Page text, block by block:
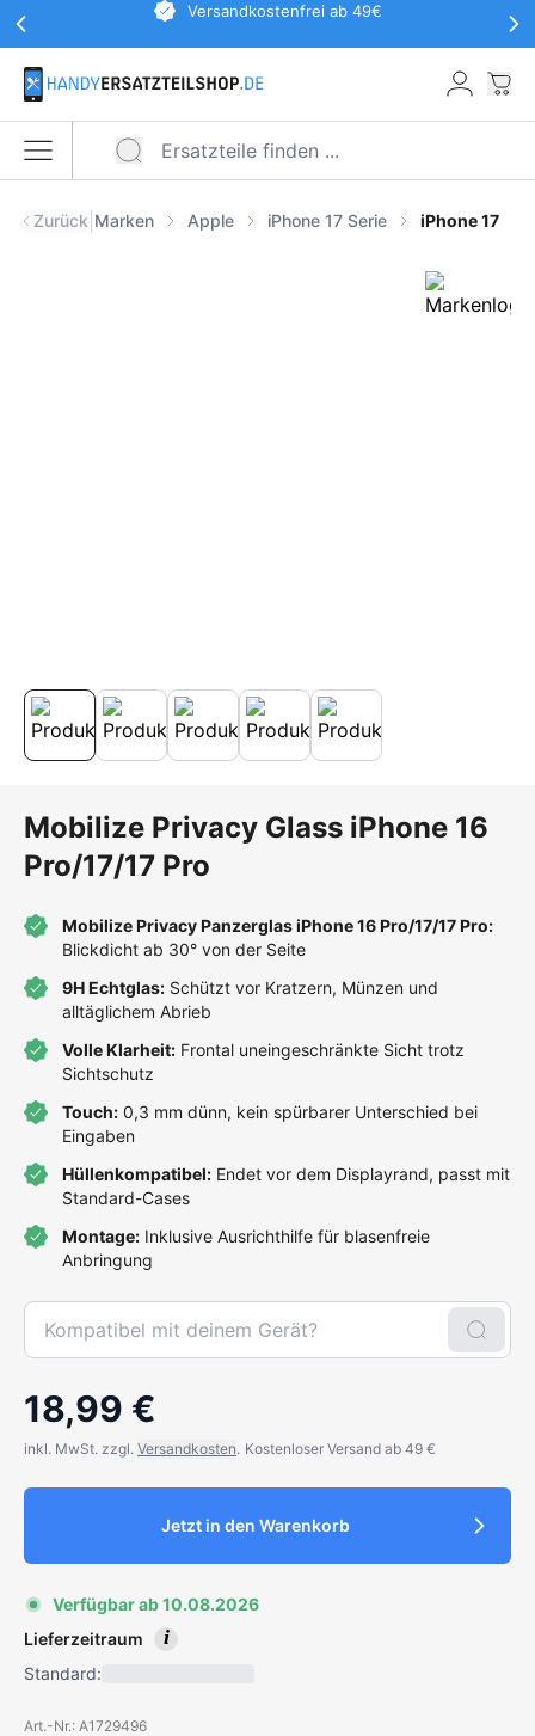
Zum Hauptinhalt springen
Werbeaktionen KopfzeileVersandkostenfrei ab 49€
Menü öffnen
Zurück Marken Apple iPhone 17 Serie iPhone 17
Mobilize Privacy Glass iPhone 16
Pro/17/17 Pro
Mobilize Privacy Panzerglas iPhone 16 Pro/17/17 Pro:
Blickdicht ab 30° von der Seite
9H Echtglas: Schützt vor Kratzern, Münzen und
alltäglichem Abrieb
Volle Klarheit: Frontal uneingeschränkte Sicht trotz
Sichtschutz
Touch: 0,3 mm dünn, kein spürbarer Unterschied bei
Eingaben
Hüllenkompatibel: Endet vor dem Displayrand, passt mit
Standard-Cases
Montage: Inklusive Ausrichthilfe für blasenfreie
Anbringung
18,99 €
inkl. MwSt. zzgl. Versandkosten. Kostenloser Versand ab 49 €
Jetzt in den Warenkorb
Verfügbar ab 10.08.2026
Lieferzeitraum
i
Standard:
Art.-Nr.: A1729496